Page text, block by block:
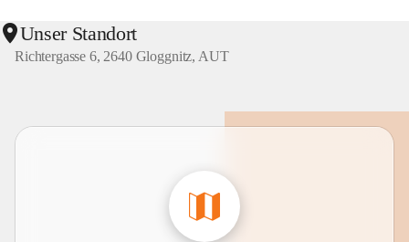
Unser Standort
Richtergasse 6, 2640 Gloggnitz, AUT